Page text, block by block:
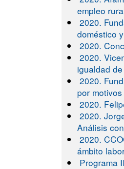
empleo
2020.
doméstico
2020.
2020.
igualdad
2020.
por
2020.
2020.
Análisis
2020.
ámbito
Programa